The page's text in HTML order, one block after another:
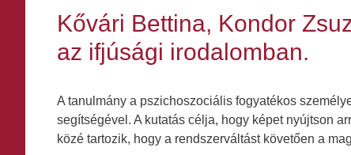
Kővári Bettina, Kondor
az ifjúsági irodalomban.
A tanulmány a pszichoszociális fogyatékos
segítségével. A kutatás célja, hogy képet nyújtson
közé tartozik, hogy a rendszerváltást követően a